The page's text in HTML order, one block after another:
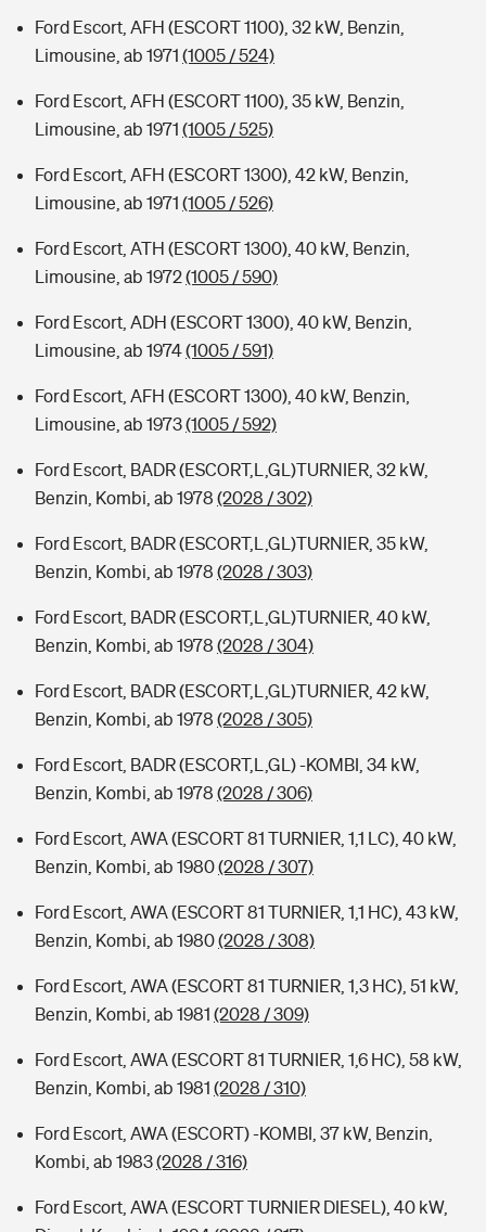
Ford Escort, AFH (ESCORT 1100), 32 kW, Benzin,
Limousine, ab 1971 (1005 / 524)
Ford Escort, AFH (ESCORT 1100), 35 kW, Benzin,
Limousine, ab 1971 (1005 / 525)
Ford Escort, AFH (ESCORT 1300), 42 kW, Benzin,
Limousine, ab 1971 (1005 / 526)
Ford Escort, ATH (ESCORT 1300), 40 kW, Benzin,
Limousine, ab 1972(1005 / 590)
Ford Escort, ADH (ESCORT 1300), 40 kW, Benzin,
Limousine, ab 1974(1005 / 591)
Ford Escort, AFH (ESCORT 1300), 40 kW, Benzin,
Limousine, ab 1973(1005 / 592)
Ford Escort, BADR (ESCORT,L,GL)TURNIER, 32 kW,
Benzin, Kombi, ab 1978 (2028 / 302)
Ford Escort, BADR (ESCORT,L,GL)TURNIER, 35 kW,
Benzin, Kombi, ab 1978 (2028 / 303)
Ford Escort, BADR (ESCORT,L,GL)TURNIER, 40 kW,
Benzin, Kombi, ab 1978 (2028 / 304)
Ford Escort, BADR (ESCORT,L,GL)TURNIER, 42 kW,
Benzin, Kombi, ab 1978 (2028 / 305)
Ford Escort, BADR (ESCORT,L,GL) -KOMBI, 34 kW,
Benzin, Kombi, ab 1978 (2028 / 306)
Ford Escort, AWA (ESCORT 81 TURNIER, 1,1 LC), 40 kW,
Benzin, Kombi, ab 1980(2028 / 307)
Ford Escort, AWA (ESCORT 81 TURNIER, 1,1 HC), 43 kW,
Benzin, Kombi, ab 1980(2028 / 308)
Ford Escort, AWA (ESCORT 81 TURNIER, 1,3 HC), 51 kW,
Benzin, Kombi, ab 1981 (2028 / 309)
Ford Escort, AWA (ESCORT 81 TURNIER, 1,6 HC), 58 kW,
Benzin, Kombi, ab 1981 (2028 / 310)
Ford Escort, AWA (ESCORT) -KOMBI, 37 kW, Benzin,
Kombi, ab 1983(2028 / 316)
Ford Escort, AWA (ESCORT TURNIER DIESEL), 40 kW,